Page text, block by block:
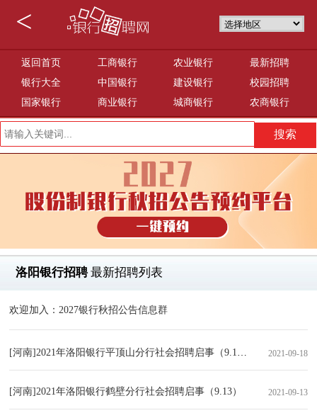
<
返回首页 工商银行 农业银行
最新招聘
银行大全
中国银行 建设银行
校园招聘
国家银行
商业银行 城商银行 农商银行
洛阳银行招聘最新招聘列表
欢迎加入：2027银行秋招公告信息群
[河南]2021年洛阳银行平顶山分行社会招聘启事（9.18） 2021-09-18
[河南]2021年洛阳银行鹤壁分行社会招聘启事（9.13） 2021-09-13